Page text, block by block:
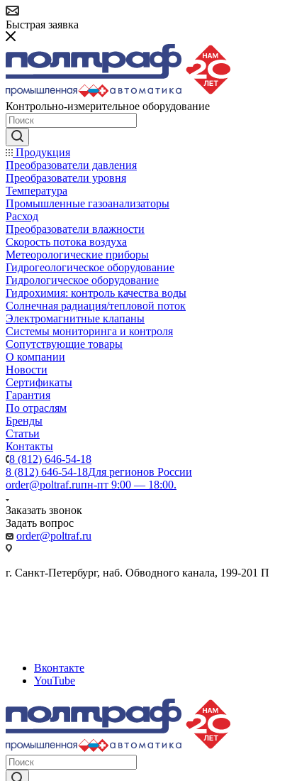
Быстрая заявка
Контрольно-измерительное оборудование
Продукция
Преобразователи давления
Преобразователи уровня
Температура
Промышленные газоанализаторы
Расход
Преобразователи влажности
Скорость потока воздуха
Метеорологические приборы
Гидрогеологическое оборудование
Гидрологическое оборудование
Гидрохимия: контроль качества воды
Солнечная радиация/тепловой поток
Электромагнитные клапаны
Системы мониторинга и контроля
Сопутствующие товары
О компании
Новости
Сертификаты
Гарантия
По отраслям
Бренды
Статьи
Контакты
8 (812) 646-54-18
8 (812) 646-54-18Для регионов России
order@poltraf.ruпн-пт 9:00 — 18:00.
Заказать звонок
Задать вопрос
order@poltraf.ru
г. Санкт-Петербург, наб. Обводного канала, 199-201 П
Вконтакте
YouTube